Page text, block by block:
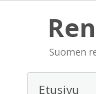
Suomen